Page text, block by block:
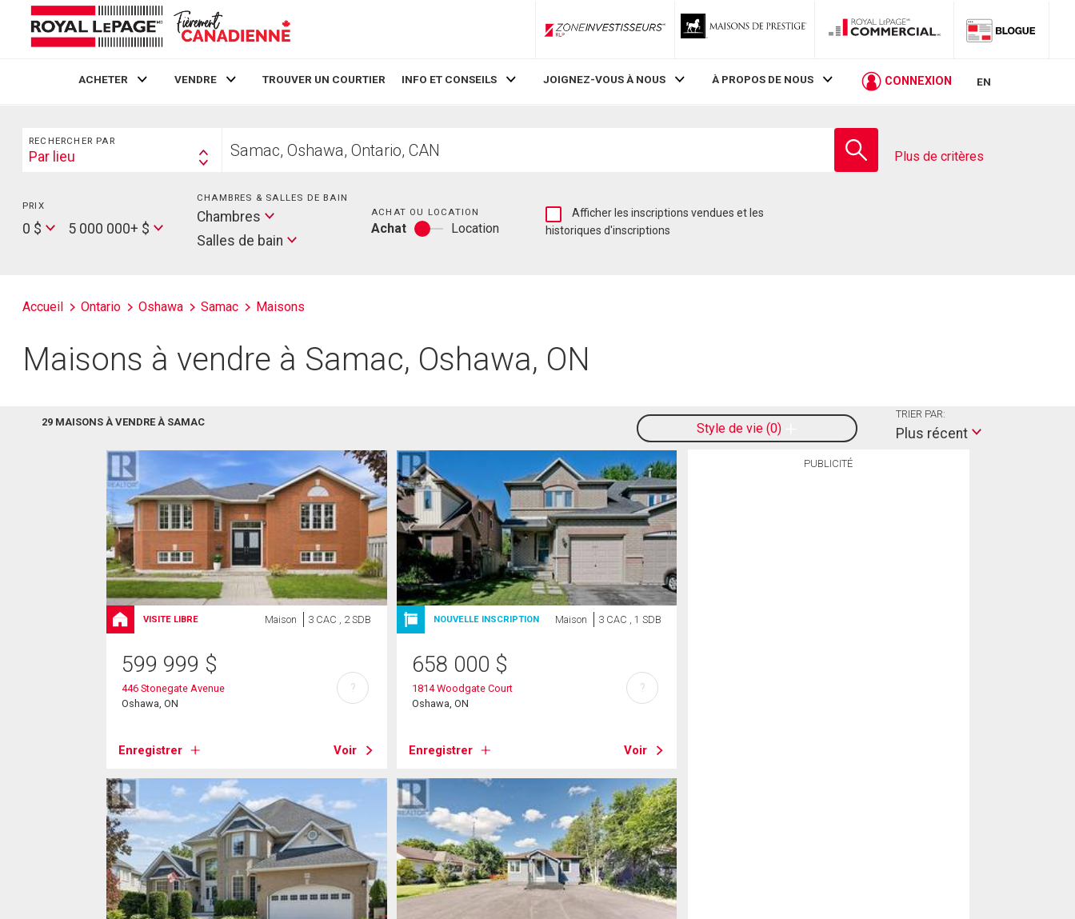
ZoneInvestisseurs RLP
ACHETER VENDRE TROUVER UN COURTIER INFO ET CONSEILS JOIGNEZ-VOUS À NOUS À PROPOS DE NOUS CONNEXION EN
Rechercher
RECHERCHER PAR
Search
Par lieu
votre
Plus de critères
PRIX
Price
0 $
Max
5 000 000+ $
CHAMBRES & SALLES DE BAIN
Chambres
bain
Salles de bain
ACHAT OU LOCATION
Achat
Achat
Location
Afficher
les
historiques d'inscriptions
Accueil Ontario Oshawa Samac Maisons
Maisons à vendre à Samac, Oshawa, ON
29 MAISONS À VENDRE À SAMAC Style de vie 0
TRIER PAR:
Plus récent
PUBLICITÉ
VISITE LIBRE Maison 3 CAC , 2 SDB
599 999 $
446 Stonegate Avenue
Oshawa, ON
Enregistrer Voir
?
NOUVELLE INSCRIPTION Maison 3 CAC , 1 SDB
658 000 $
1814 Woodgate Court
Oshawa, ON
Enregistrer Voir
?